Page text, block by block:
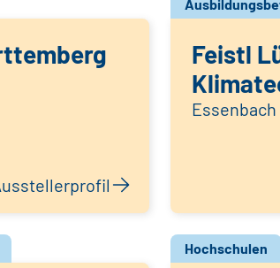
Feistl
Essenbach
Hochschulen